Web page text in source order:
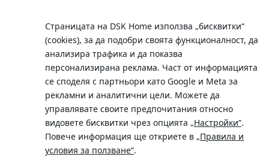
Страницата на DSK Home използва „бисквитки“
(cookies), за да подобри своята функционалност, да
анализира трафика и да показва
персонализирана реклама. Част от информацията
се споделя с партньори като Google и Meta за
рекламни и аналитични цели. Можете да
управлявате своите предпочитания относно
видовете бисквитки чрез опцията „Настройки“.
Повече информация ще откриете в „Правила и
условия за ползване“.
Телефон:
0700 10 375 / *2375
Московска No.19 / ул. Г. Бенковски No. 5, София 1036
SWIFT/BIC: